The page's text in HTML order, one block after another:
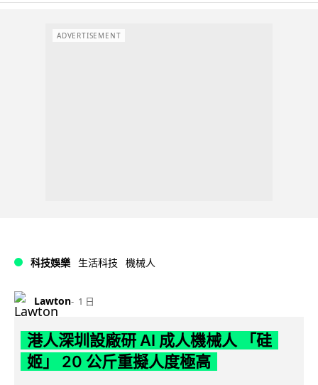
ADVERTISEMENT
科技娛樂 生活科技 機械人
Lawton 1 日
港人深圳設廠研 AI 成人機械人 「硅
姬」 20 公斤重擬人度極高